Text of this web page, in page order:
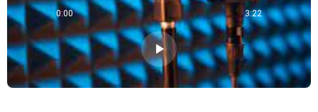
0:00 3:22
play_arrow